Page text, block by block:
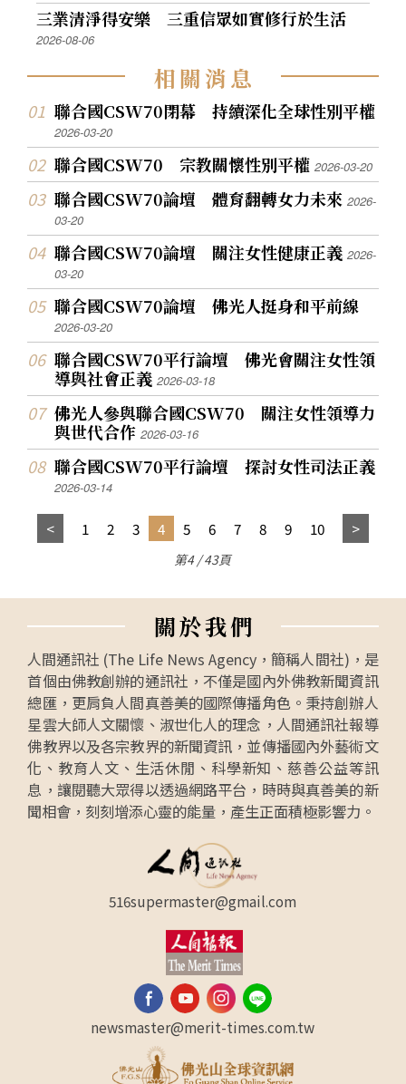
三業清淨得安樂 三重信眾如實修行於生活
2026-08-06
相關消息
聯合國CSW70閉幕 持續深化全球性別平權
2026-03-20
聯合國CSW70 宗教關懷性別平權2026-03-20
聯合國CSW70論壇 體育翻轉女力未來2026-
03-20
聯合國CSW70論壇 關注女性健康正義2026-
03-20
聯合國CSW70論壇 佛光人挺身和平前線
2026-03-20
聯合國CSW70平行論壇 佛光會關注女性領
導與社會正義2026-03-18
佛光人參與聯合國CSW70 關注女性領導力
與世代合作2026-03-16
聯合國CSW70平行論壇 探討女性司法正義
2026-03-14
1 2 3 4 5 6 7 8 9 10
第4 / 43頁
關於我們
人間通訊社 (The Life News Agency，簡稱人間社)，是
首個由佛教創辦的通訊社，不僅是國內外佛教新聞資訊
總匯，更肩負人間真善美的國際傳播角色。秉持創辦人
星雲大師人文關懷、淑世化人的理念，人間通訊社報導
佛教界以及各宗教界的新聞資訊，並傳播國內外藝術文
化、教育人文、生活休閒、科學新知、慈善公益等訊
息，讓閱聽大眾得以透過網路平台，時時與真善美的新
聞相會，刻刻增添心靈的能量，產生正面積極影響力。
516supermaster@gmail.com
newsmaster@merit-times.com.tw